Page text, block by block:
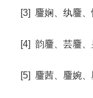
[3] 麠娴、纨麠
[4] 韵麠、芸麠
[5] 麠茜、麠婉